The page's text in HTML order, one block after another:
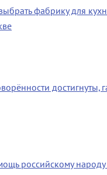
фабрику для
достигнуты,
российскому народу